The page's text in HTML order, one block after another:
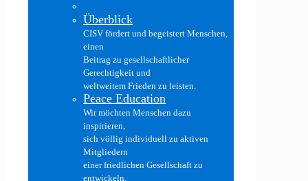
Überblick
CISV fördert und begeistert Menschen,
einen
Beitrag zu gesellschaftlicher
Gerechtigkeit und
weltweitem Frieden zu leisten.
Peace Education
Wir möchten Menschen dazu
inspirieren,
sich völlig individuell zu aktiven
Mitgliedern
einer friedlichen Gesellschaft zu
entwickeln.